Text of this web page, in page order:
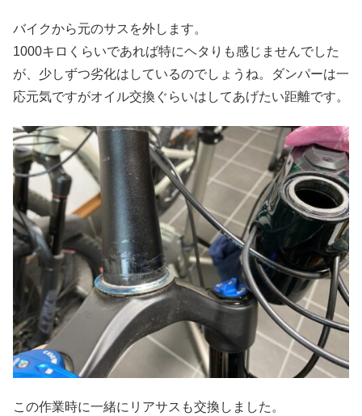
バイクから元のサスを外します。
1000キロくらいであれば特にヘタりも感じませんでした
が、少しずつ劣化はしているのでしょうね。ダンパーは一
応元気ですがオイル交換ぐらいはしてあげたい距離です。
この作業時に一緒にリアサスも交換しました。